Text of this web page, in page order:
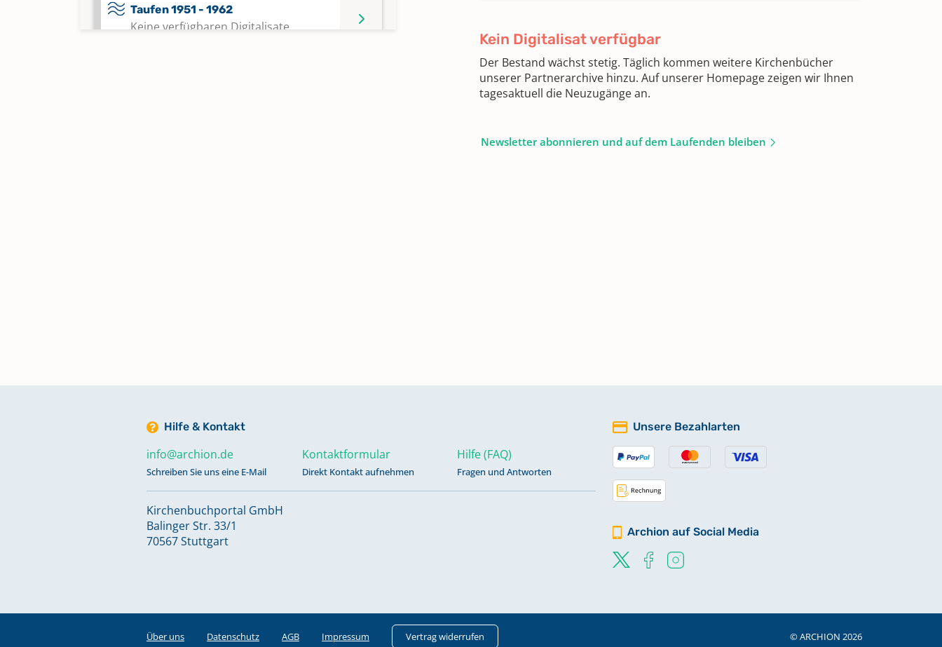
Taufen 1951 - 1962
Keine verfügbaren Digitalisate
Totgeburten 1905 - 1940
Keine verfügbaren Digitalisate
Trauungen 1905 - 1919
Trauungen 1937 - 1955
Kein Digitalisat verfügbar
Der Bestand wächst stetig. Täglich kommen weitere Kirchenbücher
unserer Partnerarchive hinzu. Auf unserer Homepage zeigen wir Ihnen
tagesaktuell die Neuzugänge an.
Newsletter abonnieren und auf dem Laufenden bleiben
Hilfe & Kontakt
info@archion.de
Schreiben Sie uns eine E-Mail
Kontaktformular
Direkt Kontakt aufnehmen
Hilfe (FAQ)
Fragen und Antworten
Kirchenbuchportal GmbH
Balinger Str. 33/1
70567 Stuttgart
Unsere Bezahlarten
Archion auf Social Media
Über uns Datenschutz AGB Impressum Vertrag widerrufen © ARCHION 2026